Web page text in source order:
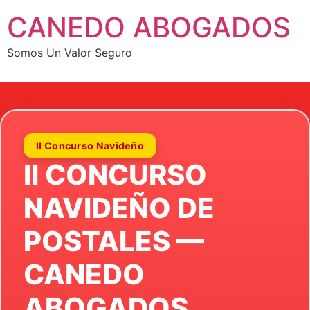
CANEDO ABOGADOS
Somos Un Valor Seguro
II Concurso Navideño
II CONCURSO
NAVIDEÑO DE
POSTALES —
CANEDO